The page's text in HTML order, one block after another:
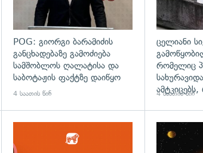
POG: გიორგი ბარამიძის
განცხადებაზე გამოძიება
სამშობლოს ღალატისა და
საბოტაჟის ფაქტზე დაიწყო
4 საათის წინ
ცელიანი
რომელიც
4 საათის წინ